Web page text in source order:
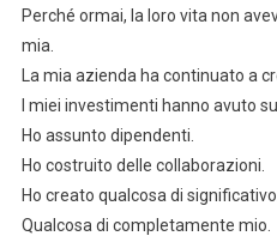
Perché ormai, la loro vita non
mia.
La mia azienda ha continuato a
I miei investimenti hanno avuto
Ho assunto dipendenti.
Ho costruito delle collaborazioni.
Ho creato qualcosa di significativo.
Qualcosa di completamente mio.